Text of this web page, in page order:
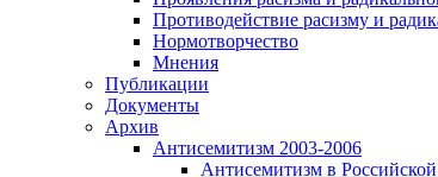
Противодействие расизму и
Нормотворчество
Мнения
Публикации
Документы
Архив
Антисемитизм 2003-2006
Антисемитизм в